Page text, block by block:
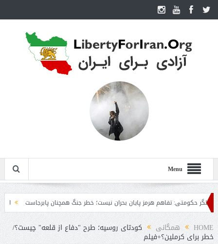
Menu
تفاهم هرمز پایان بحران نیست؛ خطر جنگ همچنان پابرجاست ایران؛ واکنش
HOME همگانی کودتای روسیه؛ طرح "دفاع از قلعه" چیست؟/
خطر برای کرملین؟+فیلم